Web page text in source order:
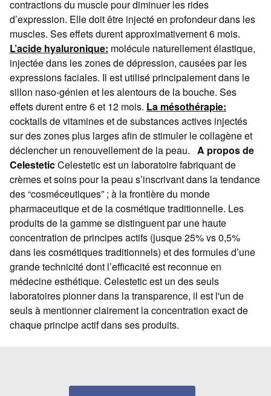
contractions du muscle pour diminuer les rides
d’expression. Elle doit être injecté en profondeur dans les
muscles. Ses effets durent approximativement 6 mois.
L’acide hyaluronique: molécule naturellement élastique,
injectée dans les zones de dépression, causées par les
expressions faciales. Il est utilisé principalement dans le
sillon naso-génien et les alentours de la bouche. Ses
effets durent entre 6 et 12 mois. La mésothérapie:
cocktails de vitamines et de substances actives injectés
sur des zones plus larges afin de stimuler le collagène et
déclencher un renouvellement de la peau. A propos de
CelesteticCelestetic est un laboratoire fabriquant de
crèmes et soins pour la peau s’inscrivant dans la tendance
des “cosméceutiques” ; à la frontière du monde
pharmaceutique et de la cosmétique traditionnelle. Les
produits de la gamme se distinguent par une haute
concentration de principes actifs (jusque 25% vs 0,5%
dans les cosmétiques traditionnels) et des formules d’une
grande technicité dont l’efficacité est reconnue en
médecine esthétique. Celestetic est un des seuls
laboratoires pionner dans la transparence, il est l'un de
seuls à mentionner clairement la concentration exact de
chaque principe actif dans ses produits.